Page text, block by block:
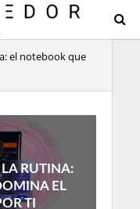
el notebook que
RUTINA:
EL
TI